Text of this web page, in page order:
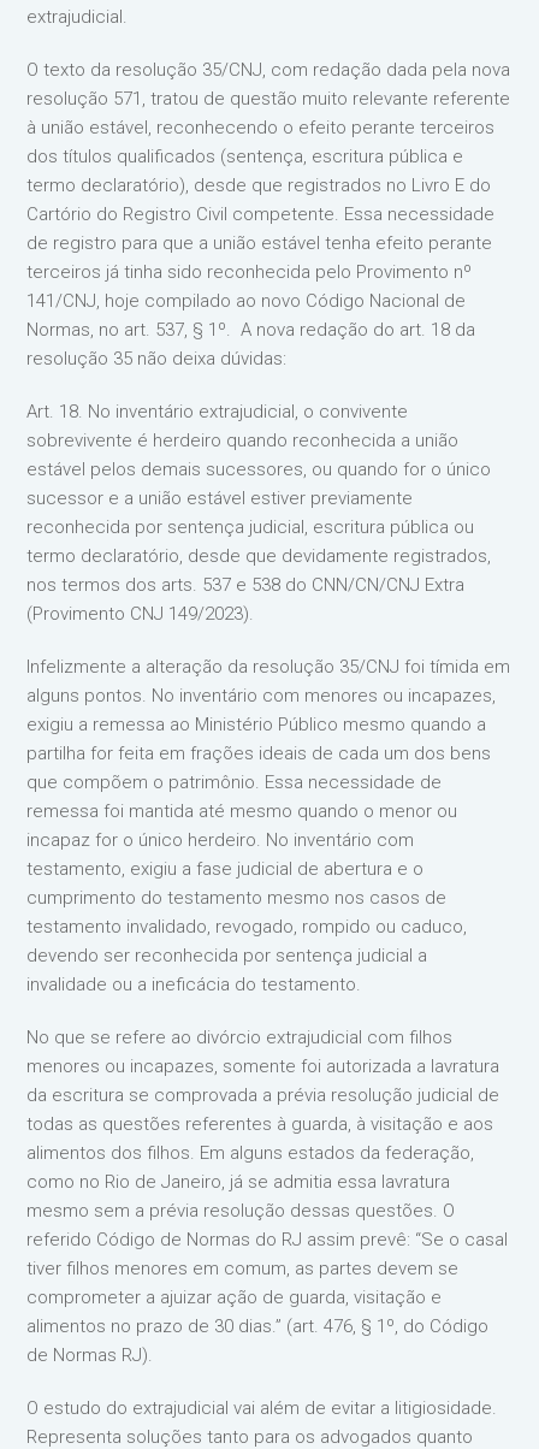
extrajudicial.
O texto da resolução 35/CNJ, com redação dada pela nova
resolução 571, tratou de questão muito relevante referente
à união estável, reconhecendo o efeito perante terceiros
dos títulos qualificados (sentença, escritura pública e
termo declaratório), desde que registrados no Livro E do
Cartório do Registro Civil competente. Essa necessidade
de registro para que a união estável tenha efeito perante
terceiros já tinha sido reconhecida pelo Provimento nº
141/CNJ, hoje compilado ao novo Código Nacional de
Normas, no art. 537, § 1º. A nova redação do art. 18 da
resolução 35 não deixa dúvidas:
Art. 18. No inventário extrajudicial, o convivente
sobrevivente é herdeiro quando reconhecida a união
estável pelos demais sucessores, ou quando for o único
sucessor e a união estável estiver previamente
reconhecida por sentença judicial, escritura pública ou
termo declaratório, desde que devidamente registrados,
nos termos dos arts. 537 e 538 do CNN/CN/CNJ Extra
(Provimento CNJ 149/2023).
Infelizmente a alteração da resolução 35/CNJ foi tímida em
alguns pontos. No inventário com menores ou incapazes,
exigiu a remessa ao Ministério Público mesmo quando a
partilha for feita em frações ideais de cada um dos bens
que compõem o patrimônio. Essa necessidade de
remessa foi mantida até mesmo quando o menor ou
incapaz for o único herdeiro. No inventário com
testamento, exigiu a fase judicial de abertura e o
cumprimento do testamento mesmo nos casos de
testamento invalidado, revogado, rompido ou caduco,
devendo ser reconhecida por sentença judicial a
invalidade ou a ineficácia do testamento.
No que se refere ao divórcio extrajudicial com filhos
menores ou incapazes, somente foi autorizada a lavratura
da escritura se comprovada a prévia resolução judicial de
todas as questões referentes à guarda, à visitação e aos
alimentos dos filhos. Em alguns estados da federação,
como no Rio de Janeiro, já se admitia essa lavratura
mesmo sem a prévia resolução dessas questões. O
referido Código de Normas do RJ assim prevê: “Se o casal
tiver filhos menores em comum, as partes devem se
comprometer a ajuizar ação de guarda, visitação e
alimentos no prazo de 30 dias.” (art. 476, § 1º, do Código
de Normas RJ).
O estudo do extrajudicial vai além de evitar a litigiosidade.
Representa soluções tanto para os advogados quanto